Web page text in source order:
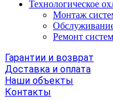
Технологическое
Монтаж
Ремонт
Гарантии и возврат
Доставка и оплата
Наши объекты
Контакты